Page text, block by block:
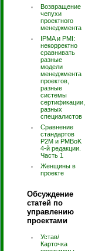
Возвращение
чепухи
проектного
менеджмента
IPMA и PMI:
некорректно
сравнивать
разные
модели
менеджмента
проектов,
разные
системы
сертификации,
разных
специалистов
Сравнение
стандартов
P2M и PMBoK
4-й редакции.
Часть 1
Женщины в
проекте
Обсуждение
статей по
управлению
проектами
Устав/
Карточка